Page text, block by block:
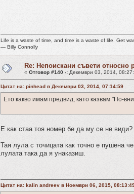
Life is a waste of time, and time is a waste of life. Get
― Billy Connolly
Re: Непоискани съвети относно
« Отговор #140 -: Декември 03, 2014,
Цитат на: pinhead в Декември 03, 2014, 07:14:59
Ето какво имам предвид, като казвам "По-
Е как стаа тоя номер бе да му се не види?
Тая лула с точицата как точно е пушена
лулата така да я унаказиш.
Цитат на: kalin andreev в Ноември 06, 2015,